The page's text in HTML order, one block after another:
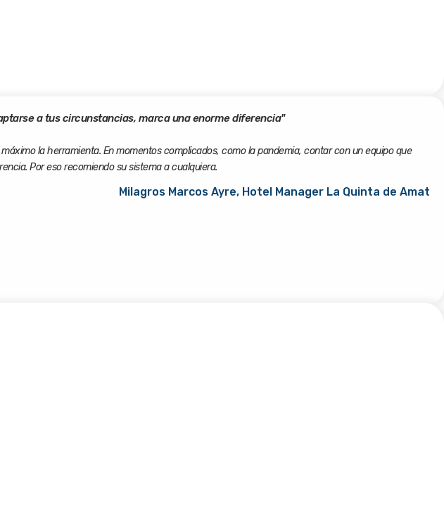
a tus circunstancias, marca una enorme diferencia"
la herramienta. En momentos complicados, como la pandemia, contar con un equipo que
Por eso recomiendo su sistema a cualquiera.
Milagros Marcos Ayre, Hotel Manager La Quinta de Amat